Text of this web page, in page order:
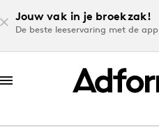
Jouw vak in je broekzak!
De beste leeservaring met de app